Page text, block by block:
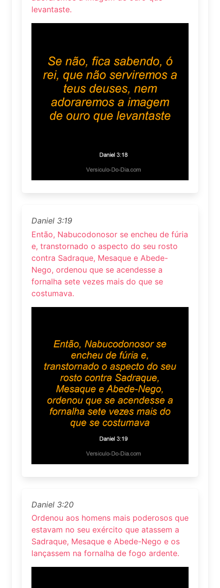
levantaste.
Daniel 3:19
Então, Nabucodonosor se encheu de fúria
e, transtornado o aspecto do seu rosto
contra Sadraque, Mesaque e Abede-
Nego, ordenou que se acendesse a
fornalha sete vezes mais do que se
costumava.
Daniel 3:20
Ordenou aos homens mais poderosos que
estavam no seu exército que atassem a
Sadraque, Mesaque e Abede-Nego e os
lançassem na fornalha de fogo ardente.